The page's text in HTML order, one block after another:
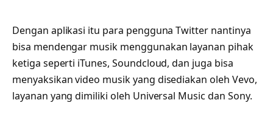
Dengan aplikasi itu para pengguna Twitter nantinya
bisa mendengar musik menggunakan layanan pihak
ketiga seperti iTunes, Soundcloud, dan juga bisa
menyaksikan video musik yang disediakan oleh Vevo,
layanan yang dimiliki oleh Universal Music dan Sony.